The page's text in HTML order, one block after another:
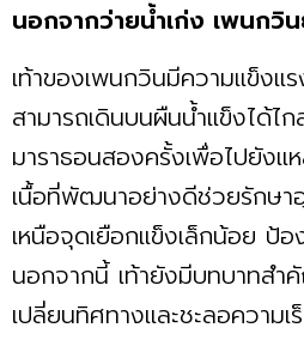
นอกจากว่ายน้ำเก่ง เพนกวิ
เท้าของเพนกวินมีความแข็งแ
สามารถเดินบนผืนน้ำแข็งได้ไก
มาราธอนสองครั้งเพื่อไปยัง
เนื้อที่พัฒนาอย่างดีช่วยรักษา
เหนือจุดเยือกแข็งเล็กน้อย ป้
นอกจากนี้ เท้ายังมีบทบาทสำ
เปลี่ยนทิศทางและชะลอความเ